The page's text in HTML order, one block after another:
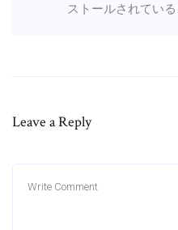
ストールされてい
Leave a Reply